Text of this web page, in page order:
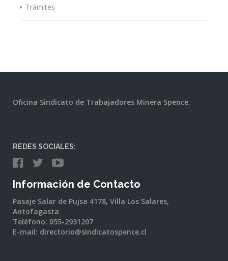
Trámites
Oficina Sindicato de Trabajadores Minera Spence.
REDES SOCIALES:
Información de Contacto
Pasaje Salar de Pujsa 4178, Villa Los Salares,
Antofagasta
Teléfono: 055-2931207
E-mail: directorio@sindicatospence.cl